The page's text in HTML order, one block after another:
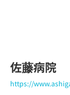
佐藤病院
https://